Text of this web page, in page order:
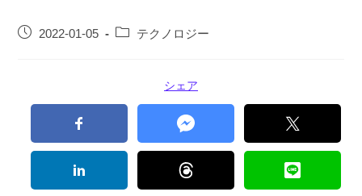
2022-01-05 テクノロジー
シェア